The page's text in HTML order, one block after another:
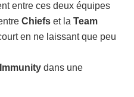
entre ces deux équipes
Chiefs et la Team
en ne laissant que peu
Immunity dans une